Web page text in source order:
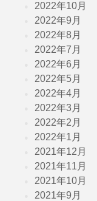
2022年10月
2022年9月
2022年8月
2022年7月
2022年6月
2022年5月
2022年4月
2022年3月
2022年2月
2022年1月
2021年12月
2021年11月
2021年10月
2021年9月